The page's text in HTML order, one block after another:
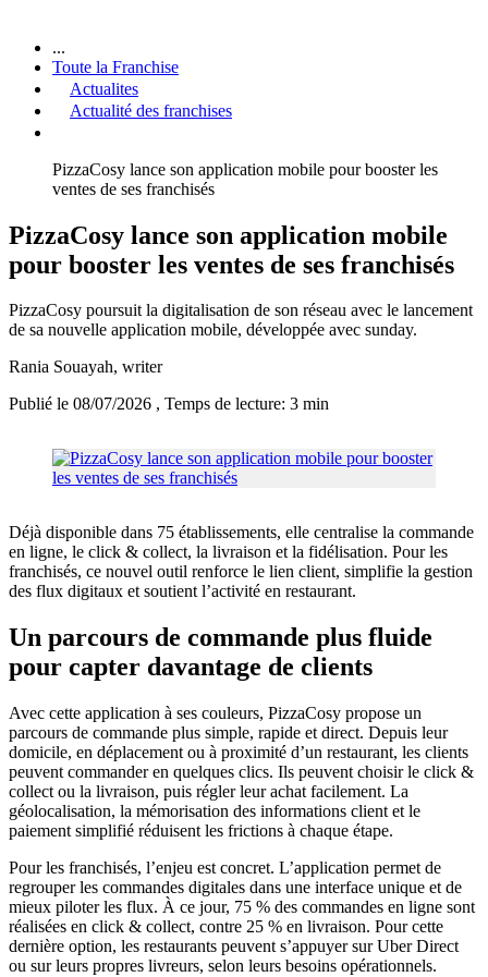
...
Toute la Franchise
Actualites
Actualité des franchises
PizzaCosy lance son application mobile pour booster les
ventes de ses franchisés
PizzaCosy lance son application mobile
pour booster les ventes de ses franchisés
PizzaCosy poursuit la digitalisation de son réseau avec le lancement
de sa nouvelle application mobile, développée avec sunday.
Rania Souayah, writer
Publié le 08/07/2026 , Temps de lecture: 3 min
Déjà disponible dans 75 établissements, elle centralise la commande
en ligne, le click & collect, la livraison et la fidélisation. Pour les
franchisés, ce nouvel outil renforce le lien client, simplifie la gestion
des flux digitaux et soutient l’activité en restaurant.
Un parcours de commande plus fluide
pour capter davantage de clients
Avec cette application à ses couleurs, PizzaCosy propose un
parcours de commande plus simple, rapide et direct. Depuis leur
domicile, en déplacement ou à proximité d’un restaurant, les clients
peuvent commander en quelques clics. Ils peuvent choisir le click &
collect ou la livraison, puis régler leur achat facilement. La
géolocalisation, la mémorisation des informations client et le
paiement simplifié réduisent les frictions à chaque étape.
Pour les franchisés, l’enjeu est concret. L’application permet de
regrouper les commandes digitales dans une interface unique et de
mieux piloter les flux. À ce jour, 75 % des commandes en ligne sont
réalisées en click & collect, contre 25 % en livraison. Pour cette
dernière option, les restaurants peuvent s’appuyer sur Uber Direct
ou sur leurs propres livreurs, selon leurs besoins opérationnels.